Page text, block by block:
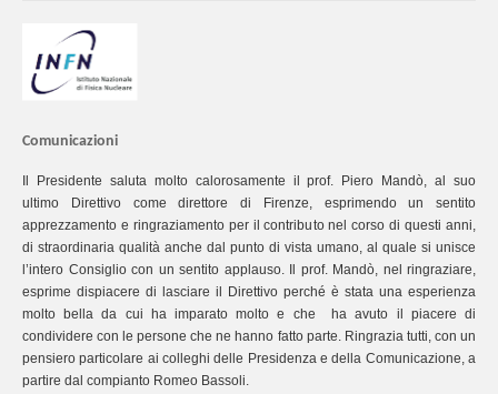
Comunicazioni
Il Presidente saluta molto calorosamente il prof. Piero Mandò, al suo
ultimo Direttivo come direttore di Firenze, esprimendo un sentito
apprezzamento e ringraziamento per il contributo nel corso di questi anni,
di straordinaria qualità anche dal punto di vista umano, al quale si unisce
l’intero Consiglio con un sentito applauso. Il prof. Mandò, nel ringraziare,
esprime dispiacere di lasciare il Direttivo perché è stata una esperienza
molto bella da cui ha imparato molto e che ha avuto il piacere di
condividere con le persone che ne hanno fatto parte. Ringrazia tutti, con un
pensiero particolare ai colleghi delle Presidenza e della Comunicazione, a
partire dal compianto Romeo Bassoli.